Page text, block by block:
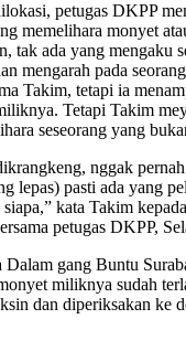
petugas DKPP
memelihara monyet
tak ada yang mengaku
mengarah pada
Takim, tetapi ia
Tetapi Takim
seseorang yang
nggak
lepas) pasti ada yang
kata Takim
petugas DKPP,
gang Buntu
miliknya sudah
dan diperiksakan ke